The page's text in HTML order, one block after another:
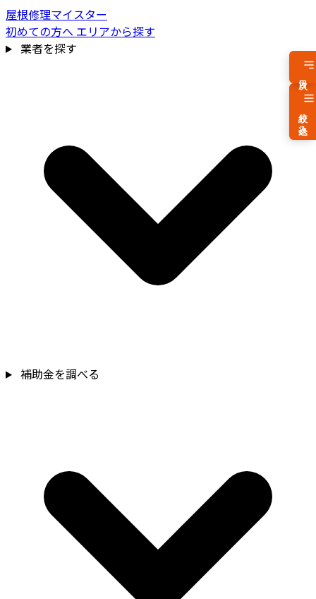
屋根修理マイスター
初めての方へ エリアから探す
業者を探す
補助金を調べる
費用相場を見る
絞り込み